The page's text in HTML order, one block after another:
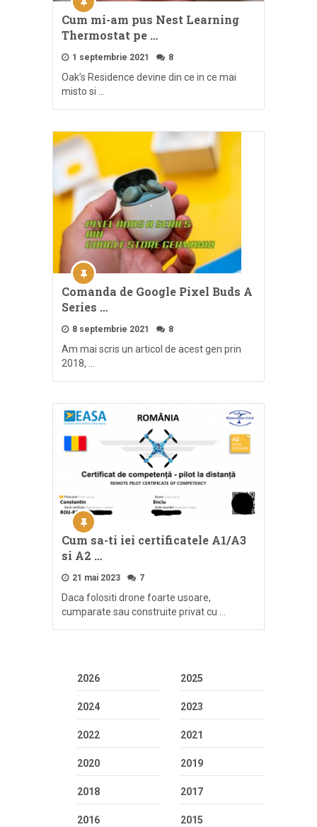
Cum mi-am pus Nest Learning
Thermostat pe …
1 septembrie 2021 8
Oak’s Residence devine din ce in ce mai
misto si …
Comanda de Google Pixel Buds A
Series …
8 septembrie 2021 8
Am mai scris un articol de acest gen prin
2018, …
Cum sa-ti iei certificatele A1/A3
si A2 …
21 mai 2023 7
Daca folositi drone foarte usoare,
cumparate sau construite privat cu …
2026 2025
2024 2023
2022 2021
2020 2019
2018 2017
2016 2015